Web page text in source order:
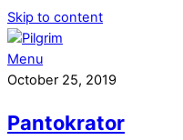
Skip to content
Menu
October 25, 2019
Pantokrator